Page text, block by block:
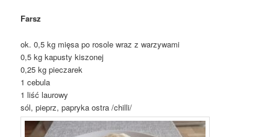
Farsz
ok. 0,5 kg mięsa po rosole wraz z warzywami
0,5 kg kapusty kiszonej
0,25 kg pieczarek
1 cebula
1 liść laurowy
sól, pieprz, papryka ostra /chilli/